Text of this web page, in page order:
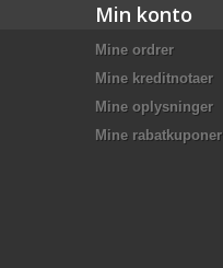
Min konto
Mine ordrer
Mine kreditnotaer
Mine oplysninger
Mine rabatkuponer